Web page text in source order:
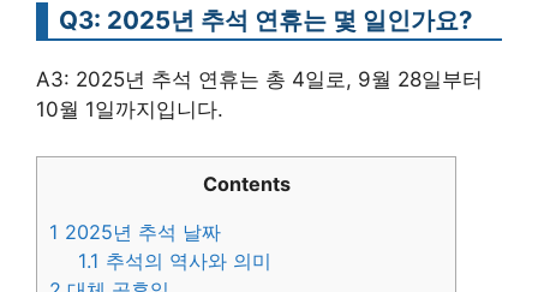
Q3: 2025년 추석 연휴는 몇 일인가요?
A3: 2025년 추석 연휴는 총 4일로, 9월 28일부터
10월 1일까지입니다.
Contents
1 2025년 추석 날짜
1.1 추석의 역사와 의미